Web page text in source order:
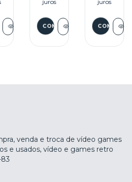
juros
juros
venda e troca de vídeo games
e usados, vídeo e games retro